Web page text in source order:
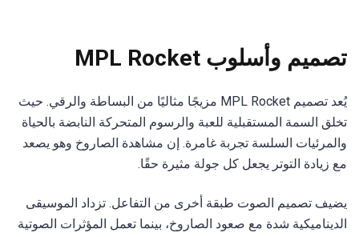
تصميم وأسلوب MPL Rocket
يُعد تصميم MPL Rocket مزيجًا مثاليًا من البساطة والرقي. حيث
تخلق السمة المستقبلية للعبة والرسوم المتحركة النابضة بالحياة
والمرئيات السلسة تجربة غامرة. إن مشاهدة الصاروخ وهو يصعد
مع زيادة التوتر يجعل كل جولة مثيرة حقًا.
يضيف تصميم الصوت طبقة أخرى من التفاعل. تزداد الموسيقى
الديناميكية شدة مع صعود الصاروخ، بينما تعمل المؤثرات الصوتية